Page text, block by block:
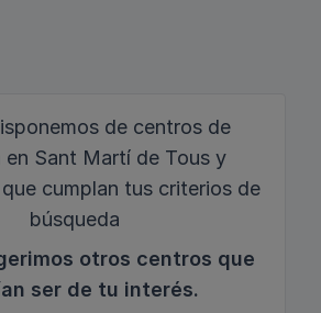
de centros de
en Sant Martí de Tous y
cumplan tus criterios de
búsqueda
otros centros que
ser de tu interés.